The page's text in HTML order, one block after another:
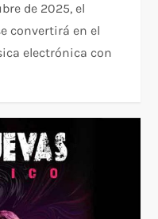
de 2025, el
convertirá en el
electrónica con